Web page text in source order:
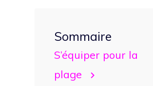
Sommaire
S’équiper pour la
plage